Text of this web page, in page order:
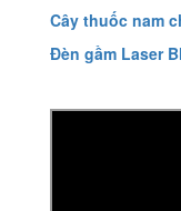
Cây thuốc nam
Đèn gầm Laser